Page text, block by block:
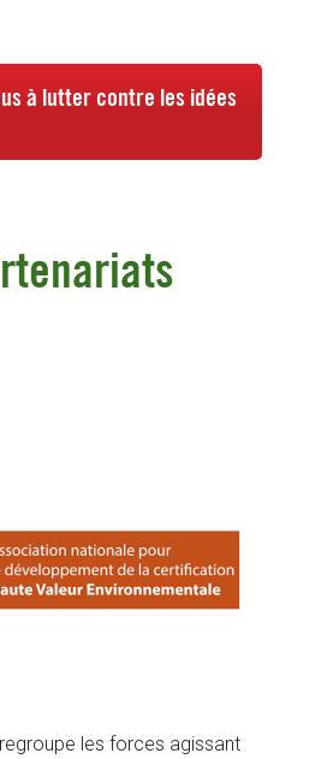
à lutter contre les idées
les forces agissant